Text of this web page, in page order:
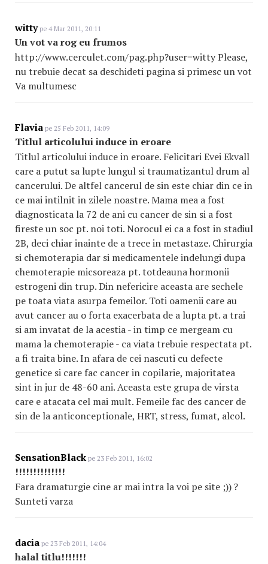
wittype 4 Mar 2011, 20:11
Un vot va rog eu frumos
http://www.cerculet.com/pag.php?user=witty Please,
nu trebuie decat sa deschideti pagina si primesc un vot
Va multumesc
Flavia pe 25 Feb 2011, 14:09
Titlul articolului induce in eroare
Titlul articolului induce in eroare. Felicitari Evei Ekvall
care a putut sa lupte lungul si traumatizantul drum al
cancerului. De altfel cancerul de sin este chiar din ce in
ce mai intilnit in zilele noastre. Mama mea a fost
diagnosticata la 72 de ani cu cancer de sin si a fost
fireste un soc pt. noi toti. Norocul ei ca a fost in stadiul
2B, deci chiar inainte de a trece in metastaze. Chirurgia
si chemoterapia dar si medicamentele indelungi dupa
chemoterapie micsoreaza pt. totdeauna hormonii
estrogeni din trup. Din nefericire aceasta are sechele
pe toata viata asurpa femeilor. Toti oamenii care au
avut cancer au o forta exacerbata de a lupta pt. a trai
si am invatat de la acestia - in timp ce mergeam cu
mama la chemoterapie - ca viata trebuie respectata pt.
a fi traita bine. In afara de cei nascuti cu defecte
genetice si care fac cancer in copilarie, majoritatea
sint in jur de 48-60 ani. Aceasta este grupa de virsta
care e atacata cel mai mult. Femeile fac des cancer de
sin de la anticonceptionale, HRT, stress, fumat, alcol.
SensationBlack pe 23 Feb 2011, 16:02
!!!!!!!!!!!!!!
Fara dramaturgie cine ar mai intra la voi pe site ;)) ?
Sunteti varza
dacia pe 23 Feb 2011, 14:04
halal titlu!!!!!!!